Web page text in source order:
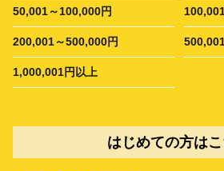
50,001～100,000円
200,001～500,000円
1,000,001円以上
はじめての方は